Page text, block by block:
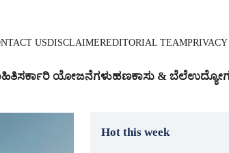
USDISCLAIMEREDITORIAL TEAM
ಸರ್ಕಾರಿ ಯೋಜನೆಗಳುಹಣಕಾಸು & ಬೆಲೆಉದ್ಯೋಗ
Hot this week